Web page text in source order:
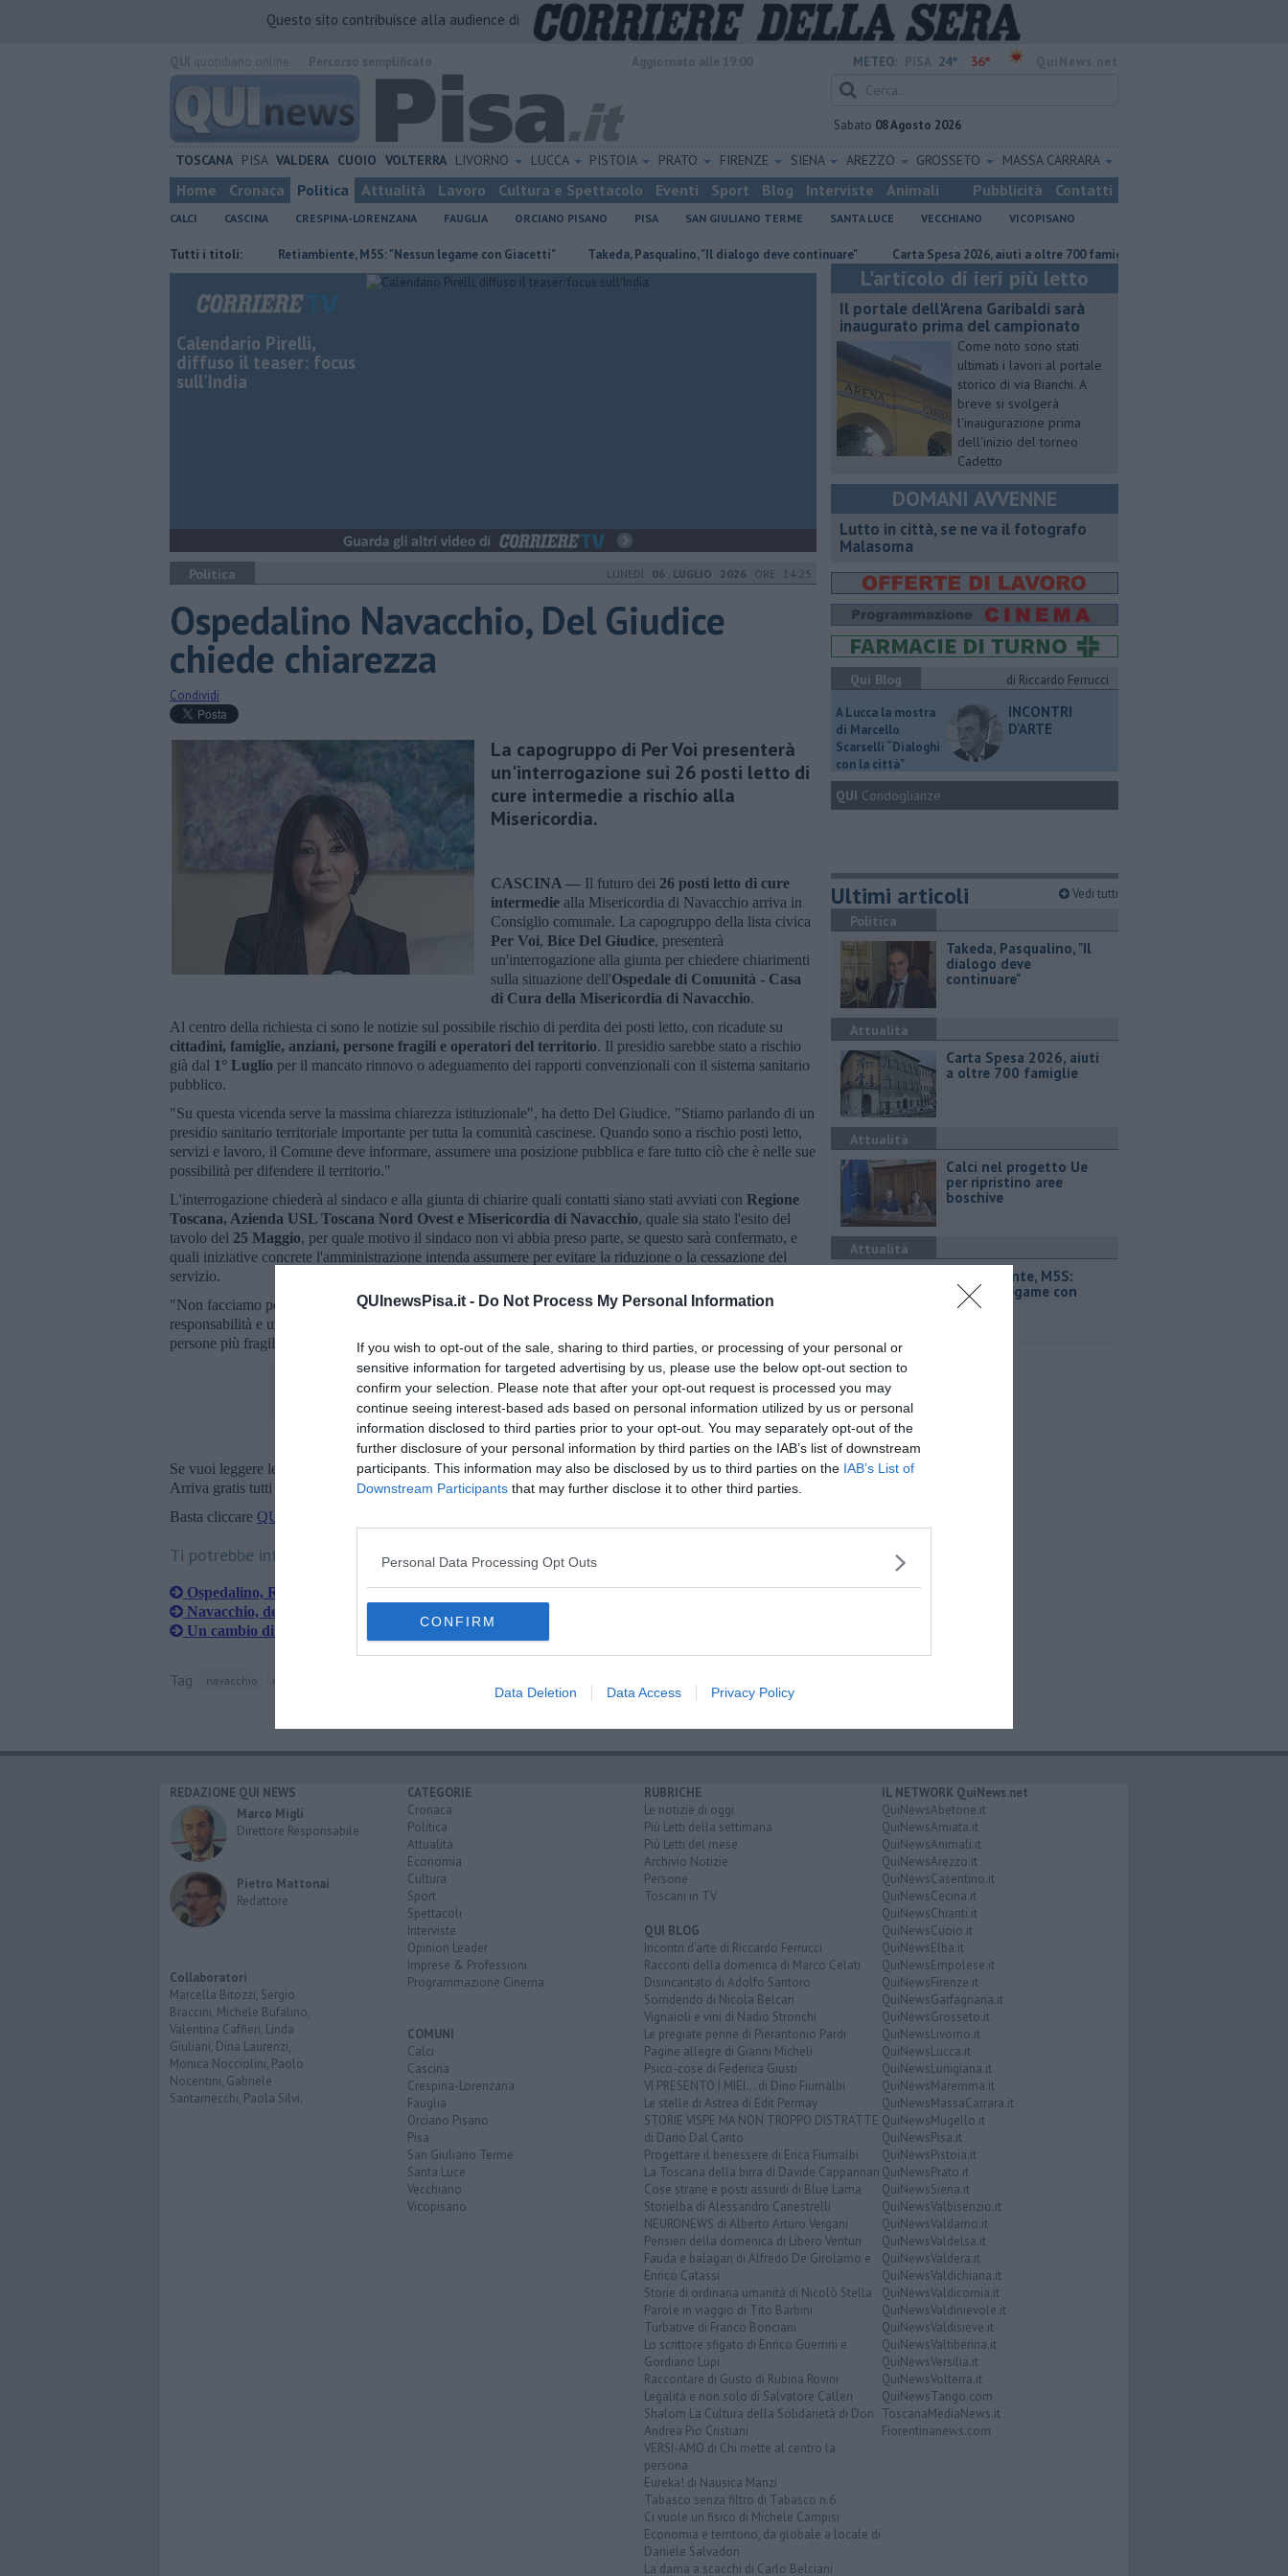
QUInewsPisa.it - Do Not Process My Personal Information
If you wish to opt-out of the sale, sharing to third parties, or processing of your personal or
sensitive information for targeted advertising by us, please use the below opt-out section to
confirm your selection. Please note that after your opt-out request is processed you may
continue seeing interest-based ads based on personal information utilized by us or personal
information disclosed to third parties prior to your opt-out. You may separately opt-out of the
further disclosure of your personal information by third parties on the IAB’s list of downstream
participants. This information may also be disclosed by us to third parties on the IAB’s List of
Downstream Participants that may further disclose it to other third parties.
Personal Data Processing Opt Outs
CONFIRM
Data Deletion Data Access Privacy Policy
Questo sito contribuisce alla audience di
METEO: 24° 36°
Sabato 08 Agosto 2026
TOSCANA PISA VALDERA CUOIO VOLTERRA LIVORNO LUCCA PISTOIA PRATO FIRENZE SIENA AREZZO GROSSETO MASSA CARRARA
Home Cronaca Politica Attualità Lavoro Cultura e Spettacolo Eventi Sport Blog Interviste Animali Pubblicità Contatti
CALCI CASCINA CRESPINA-LORENZANA FAUGLIA ORCIANO PISANO PISA SAN GIULIANO TERME SANTA LUCE VECCHIANO VICOPISANO
Tutti i titoli:
Ue per ripristino aree boschive Retiambiente, M5S: "Nessun legame con Giacetti" Takeda, Pasqualino, "Il dialogo deve continuare" Carta Spesa 2026, aiuti a oltre 700 famiglie
Calendario Pirelli,
diffuso il teaser: focus
sull'India
Politica LUNEDÌ 06 LUGLIO 2026 ORE 14:25
Ospedalino Navacchio, Del Giudice
chiede chiarezza
Condividi
La capogruppo di Per Voi presenterà
un'interrogazione sui 26 posti letto di
cure intermedie a rischio alla
Misericordia.
CASCINA — Il futuro dei 26 posti letto di cure
intermedie alla Misericordia di Navacchio arriva in
Consiglio comunale. La capogruppo della lista civica
Per Voi, Bice Del Giudice, presenterà
un'interrogazione alla giunta per chiedere chiarimenti
sulla situazione dell'Ospedale di Comunità - Casa
di Cura della Misericordia di Navacchio.
Al centro della richiesta ci sono le notizie sul possibile rischio di perdita dei posti letto, con ricadute su
cittadini, famiglie, anziani, persone fragili e operatori del territorio. Il presidio sarebbe stato a rischio
già dal 1° Luglio per il mancato rinnovo o adeguamento dei rapporti convenzionali con il sistema sanitario
pubblico.
"Su questa vicenda serve la massima chiarezza istituzionale", ha detto Del Giudice. "Stiamo parlando di un
presidio sanitario territoriale importante per tutta la comunità cascinese. Quando sono a rischio posti letto,
servizi e lavoro, il Comune deve informare, assumere una posizione pubblica e fare tutto ciò che è nelle sue
possibilità per difendere il territorio."
L'interrogazione chiederà al sindaco e alla giunta di chiarire quali contatti siano stati avviati con Regione
Toscana, Azienda USL Toscana Nord Ovest e Misericordia di Navacchio, quale sia stato l'esito del
tavolo del 25 Maggio, per quale motivo il sindaco non vi abbia preso parte, se questo sarà confermato, e
quali iniziative concrete l'amministrazione intenda assumere per evitare la riduzione o la cessazione del
servizio.
"Non facciamo polemica per partito preso", ha concluso Del Giudice. "Chiediamo trasparenza,
responsabilità e una presa di posizione netta. Su sanità territoriale, servizi di prossimità e tutela delle
persone più fragili Cascina ha il diritto di sapere".
Se vuoi leggere le notizie principali della Toscana iscriviti allaNewsletter QUInews - ToscanaMedia.
Arriva gratis tutti i giorni alle 20:00 direttamente nella tua casella di posta.
Basta cliccare QUI
Ti potrebbe interessare anche:
Ospedalino, Rifondazione chiede garanzie
Navacchio, denuncia degrado in via Brodolini
Un cambio di nome per due stazioni ferroviarie
Tag navacchio cascina
L'articolo di ieri più letto
Il portale dell'Arena Garibaldi sarà
inaugurato prima del campionato
Come noto sono stati
ultimati i lavori al portale
storico di via Bianchi. A
breve si svolgerà
l'inaugurazione prima
dell'inizio del torneo
Cadetto
DOMANI AVVENNE
Lutto in città, se ne va il fotografo
Malasoma
Qui Blog
di Riccardo Ferrucci
A Lucca la mostra
di Marcello
Scarselli “Dialoghi
con la città"
INCONTRI
D'ARTE
QUI Condoglianze
Ultimi articoli Vedi tutti
Politica
Takeda, Pasqualino, "Il
dialogo deve
continuare"
Attualità
Carta Spesa 2026, aiuti
a oltre 700 famiglie
Attualità
Calci nel progetto Ue
per ripristino aree
boschive
Attualità
Retiambiente, M5S:
"Nessun legame con
Giacetti"
REDAZIONE QUI NEWS
Marco Migli
Direttore Responsabile
Pietro Mattonai
Redattore
Collaboratori
Marcella Bitozzi, Sergio
Braccini, Michele Bufalino,
Valentina Caffieri, Linda
Giuliani, Dina Laurenzi,
Monica Nocciolini, Paolo
Nocentini, Gabriele
Santarnecchi, Paola Silvi.
CATEGORIE
Cronaca
Politica
Attualità
Economia
Cultura
Sport
Spettacoli
Interviste
Opinion Leader
Imprese & Professioni
Programmazione Cinema
COMUNI
Calci
Cascina
Crespina-Lorenzana
Fauglia
Orciano Pisano
Pisa
San Giuliano Terme
Santa Luce
Vecchiano
Vicopisano
RUBRICHE
Le notizie di oggi
Più Letti della settimana
Più Letti del mese
Archivio Notizie
Persone
Toscani in TV
QUI BLOG
Incontri d'arte di Riccardo Ferrucci
Racconti della domenica di Marco Celati
Disincantato di Adolfo Santoro
Sorridendo di Nicola Belcari
Vignaioli e vini di Nadio Stronchi
Le pregiate penne di Pierantonio Pardi
Pagine allegre di Gianni Micheli
Psico-cose di Federica Giusti
VI PRESENTO I MIEI... di Dino Fiumalbi
Le stelle di Astrea di Edit Permay
STORIE VISPE MA NON TROPPO DISTRATTE
di Dario Dal Canto
Progettare il benessere di Erica Fiumalbi
La Toscana della birra di Davide Cappannari
Cose strane e posti assurdi di Blue Lama
Storielba di Alessandro Canestrelli
NEURONEWS di Alberto Arturo Vergani
Pensieri della domenica di Libero Venturi
Fauda e balagan di Alfredo De Girolamo e
Enrico Catassi
Storie di ordinaria umanità di Nicolò Stella
Parole in viaggio di Tito Barbini
Turbative di Franco Bonciani
Lo scrittore sfigato di Enrico Guerrini e
Gordiano Lupi
Raccontare di Gusto di Rubina Rovini
Legalità e non solo di Salvatore Calleri
Shalom La Cultura della Solidarietà di Don
Andrea Pio Cristiani
VERSI-AMO di Chi mette al centro la
persona
Eureka! di Nausica Manzi
Tabasco senza filtro di Tabasco n.6
Ci vuole un fisico di Michele Campisi
Economia e territorio, da globale a locale di
Daniele Salvadori
La dama a scacchi di Carlo Belciani
IL NETWORK QuiNews.net
QuiNewsAbetone.it
QuiNewsAmiata.it
QuiNewsAnimali.it
QuiNewsArezzo.it
QuiNewsCasentino.it
QuiNewsCecina.it
QuiNewsChianti.it
QuiNewsCuoio.it
QuiNewsElba.it
QuiNewsEmpolese.it
QuiNewsFirenze.it
QuiNewsGarfagnana.it
QuiNewsGrosseto.it
QuiNewsLivorno.it
QuiNewsLucca.it
QuiNewsLunigiana.it
QuiNewsMaremma.it
QuiNewsMassaCarrara.it
QuiNewsMugello.it
QuiNewsPisa.it
QuiNewsPistoia.it
QuiNewsPrato.it
QuiNewsSiena.it
QuiNewsValbisenzio.it
QuiNewsValdarno.it
QuiNewsValdelsa.it
QuiNewsValdera.it
QuiNewsValdichiana.it
QuiNewsValdicornia.it
QuiNewsValdinievole.it
QuiNewsValdisieve.it
QuiNewsValtiberina.it
QuiNewsVersilia.it
QuiNewsVolterra.it
QuiNewsTango.com
ToscanaMediaNews.it
Fiorentinanews.com